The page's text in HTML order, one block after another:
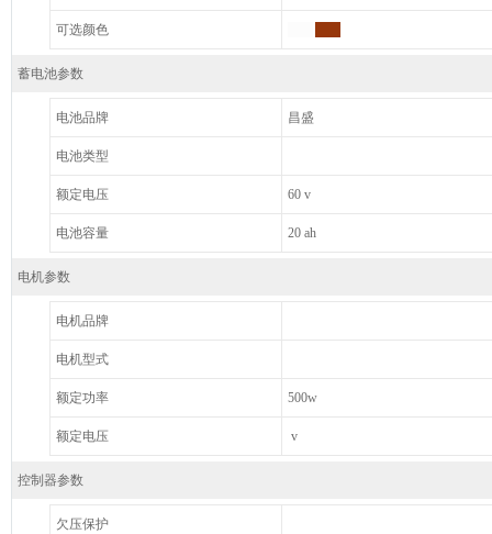
可选颜色
蓄电池参数
电池品牌 昌盛
电池类型
额定电压 60 v
电池容量 20 ah
电机参数
电机品牌
电机型式
额定功率 500w
额定电压 v
控制器参数
欠压保护